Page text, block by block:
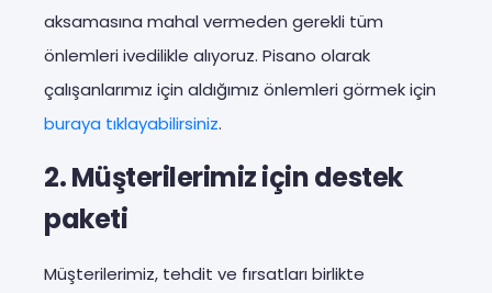
aksamasına mahal vermeden gerekli tüm
önlemleri ivedilikle alıyoruz. Pisano olarak
çalışanlarımız için aldığımız önlemleri görmek için
buraya tıklayabilirsiniz.
2. Müşterilerimiz için destek
paketi
Müşterilerimiz, tehdit ve fırsatları birlikte